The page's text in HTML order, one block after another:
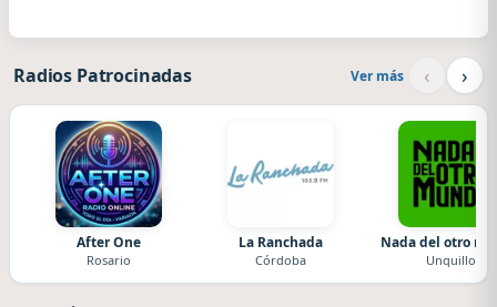
Radios Patrocinadas Ver más ‹ ›
After One
Rosario
La Ranchada
Córdoba
Nada del otro
Unquillo